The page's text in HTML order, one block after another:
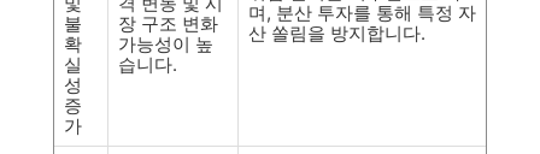
불
확
실
성
증
가
장 구조 변화
가능성이 높
습니다.
며, 분산 투자를 통해 특정 자
산 쏠림을 방지합니다.